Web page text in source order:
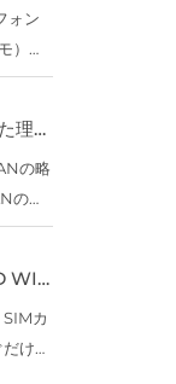
ク
ォン
）」
」の
料金
た
理由
の略
のこ
SD-
、
仮想
WI-
カ
けで